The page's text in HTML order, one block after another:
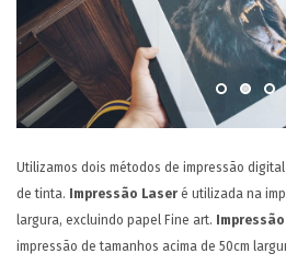
Utilizamos dois métodos de impressão
de tinta. Impressão Laser é utilizada na
largura, excluindo papel Fine art.
impressão de tamanhos acima de 50cm